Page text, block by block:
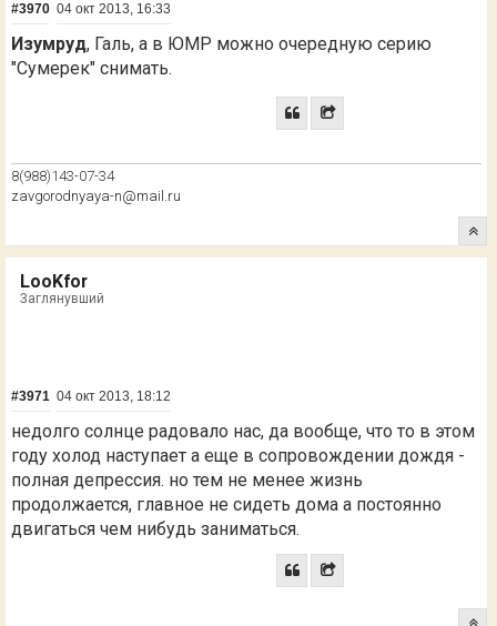
#3970 04 окт 2013, 16:33
Изумруд, Галь, а в ЮМР можно очередную серию
"Сумерек" снимать.
8(988)143-07-34
zavgorodnyaya-n@mail.ru
LooKfor
Заглянувший
#3971 04 окт 2013, 18:12
недолго солнце радовало нас, да вообще, что то в этом
году холод наступает а еще в сопровождении дождя -
полная депрессия. но тем не менее жизнь
продолжается, главное не сидеть дома а постоянно
двигаться чем нибудь заниматься.